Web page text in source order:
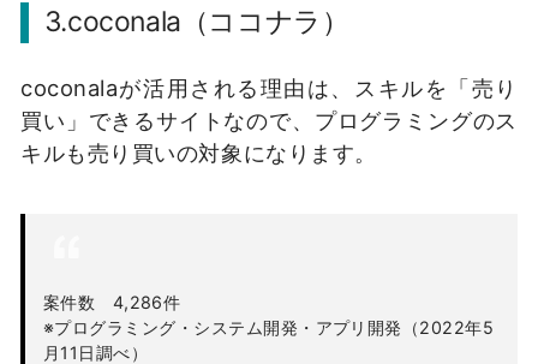
3.coconala（ココナラ）
coconalaが活用される理由は、スキルを「売り
買い」できるサイトなので、プログラミングのス
キルも売り買いの対象になります。
案件数 4,286件
※プログラミング・システム開発・アプリ開発（2022年5
月11日調べ）